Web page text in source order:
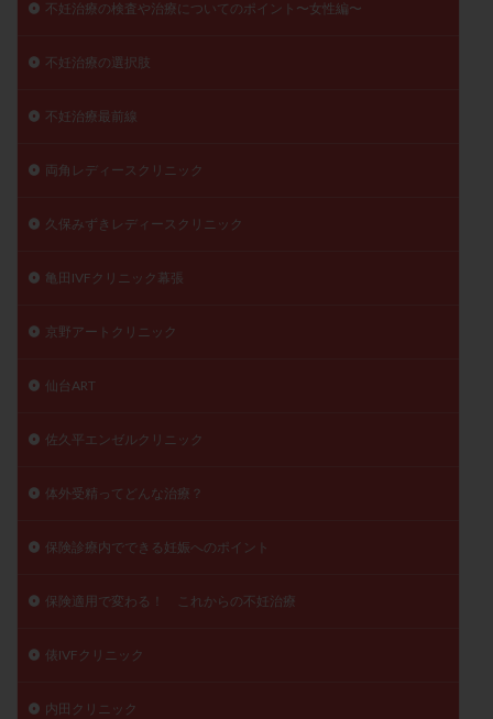
不妊治療の検査や治療についてのポイント〜女性編〜
不妊治療の選択肢
不妊治療最前線
両角レディースクリニック
久保みずきレディースクリニック
亀田IVFクリニック幕張
京野アートクリニック
仙台ART
佐久平エンゼルクリニック
体外受精ってどんな治療？
保険診療内でできる妊娠へのポイント
保険適用で変わる！ これからの不妊治療
俵IVFクリニック
内田クリニック